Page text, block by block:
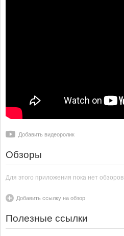
Добавить видеоролик
Обзоры
Для этого приложения пока нет обзоров
Добавить ссылку на обзор
Полезные ссылки